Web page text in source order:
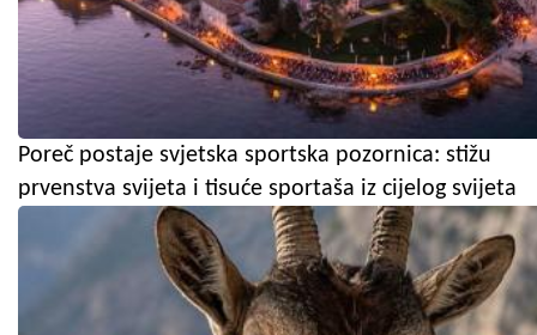
Poreč postaje svjetska sportska pozornica: stižu
prvenstva svijeta i tisuće sportaša iz cijelog svijeta